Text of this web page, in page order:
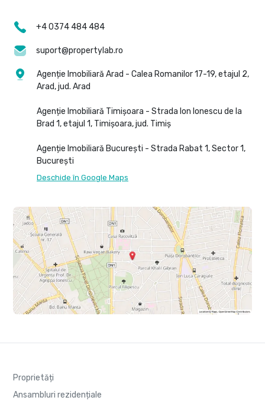
+4 0374 484 484
suport@propertylab.ro
Agenție Imobiliară Arad - Calea Romanilor 17-19, etajul 2,
Arad, jud. Arad
Agenție Imobiliară Timișoara - Strada Ion Ionescu de la
Brad 1, etajul 1, Timișoara, jud. Timiș
Agenție Imobiliară București - Strada Rabat 1, Sector 1,
București
Deschide în Google Maps
Proprietăți
Ansambluri rezidențiale